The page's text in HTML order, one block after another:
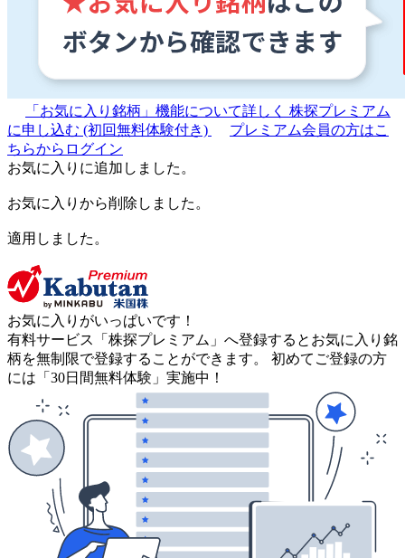
「お気に入り銘柄」機能について詳しく 株探プレミアム
に申し込む (初回無料体験付き)
プレミアム会員の方はこ
ちらからログイン
お気に入りに追加しました。
お気に入りから削除しました。
適用しました。
お気に入りがいっぱいです！
有料サービス「株探プレミアム」へ登録するとお気に入り銘
柄を無制限で登録することができます。 初めてご登録の方
には「30日間無料体験」実施中！